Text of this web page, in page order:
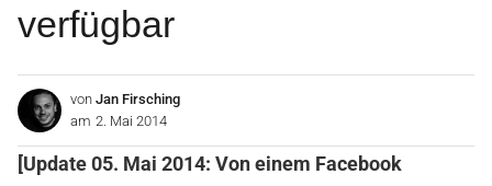
verfügbar
von Jan Firsching
am 2. Mai 2014
[Update 05. Mai 2014: Von einem Facebook